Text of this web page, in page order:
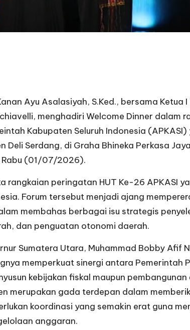
Ayu Asalasiyah, S.Ked., bersama Ketua
menghadiri Welcome Dinner dalam
Kabupaten Seluruh Indonesia
Deli Serdang, di Graha Bhineka Perkasa
Rabu (01/07/2026).
rangkaian peringatan HUT Ke-26 APKASI
Forum tersebut menjadi ajang
membahas berbagai isu strategis
dan penguatan otonomi daerah.
Sumatera Utara, Muhammad Bobby Afif
memperkuat sinergi antara Pemerintah
kebijakan fiskal maupun pembangunan
merupakan gada terdepan dalam
koordinasi yang semakin erat guna
anggaran.